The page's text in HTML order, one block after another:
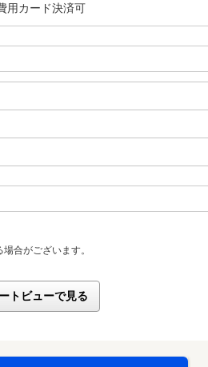
用カード決済可
合がございます。
トビューで見る